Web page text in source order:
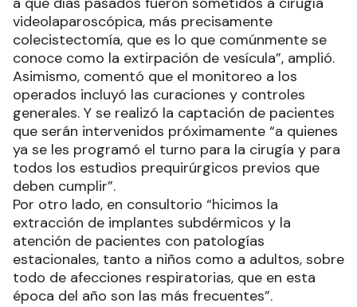
videolaparoscópica, más precisamente
colecistectomía, que es lo que comúnmente se
conoce como la extirpación de vesícula”, amplió.
Asimismo, comentó que el monitoreo a los
operados incluyó las curaciones y controles
generales. Y se realizó la captación de pacientes
que serán intervenidos próximamente “a quienes
ya se les programó el turno para la cirugía y para
todos los estudios prequirúrgicos previos que
deben cumplir”.
Por otro lado, en consultorio “hicimos la
extracción de implantes subdérmicos y la
atención de pacientes con patologías
estacionales, tanto a niños como a adultos, sobre
todo de afecciones respiratorias, que en esta
época del año son las más frecuentes”.